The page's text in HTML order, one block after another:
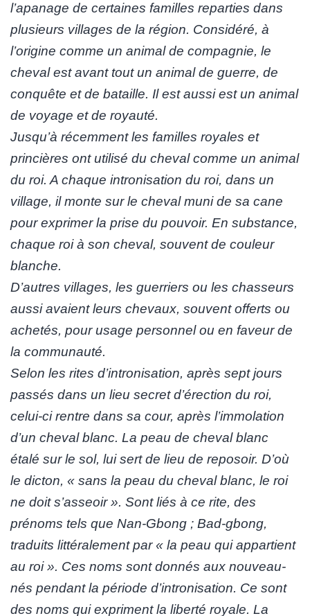
l’apanage de certaines familles reparties dans
plusieurs villages de la région. Considéré, à
l’origine comme un animal de compagnie, le
cheval est avant tout un animal de guerre, de
conquête et de bataille. Il est aussi est un animal
de voyage et de royauté.
Jusqu’à récemment les familles royales et
princières ont utilisé du cheval comme un animal
du roi. A chaque intronisation du roi, dans un
village, il monte sur le cheval muni de sa cane
pour exprimer la prise du pouvoir. En substance,
chaque roi à son cheval, souvent de couleur
blanche.
D’autres villages, les guerriers ou les chasseurs
aussi avaient leurs chevaux, souvent offerts ou
achetés, pour usage personnel ou en faveur de
la communauté.
Selon les rites d’intronisation, après sept jours
passés dans un lieu secret d’érection du roi,
celui-ci rentre dans sa cour, après l’immolation
d’un cheval blanc. La peau de cheval blanc
étalé sur le sol, lui sert de lieu de reposoir. D’où
le dicton, « sans la peau du cheval blanc, le roi
ne doit s’asseoir ». Sont liés à ce rite, des
prénoms tels que Nan-Gbong ; Bad-gbong,
traduits littéralement par « la peau qui appartient
au roi ». Ces noms sont donnés aux nouveau-
nés pendant la période d’intronisation. Ce sont
des noms qui expriment la liberté royale. La